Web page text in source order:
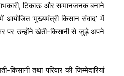
टिकाऊ और सम्मानजनक बनाने
आयोजित ‘मुख्यमंत्री किसान संवाद’ में
पर उन्होंने खेती-किसानी से जुड़े अपने
तथा परिवार की जिम्मेदारियां